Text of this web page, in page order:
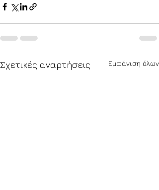
Σχετικές αναρτήσεις Εμφάνιση όλων